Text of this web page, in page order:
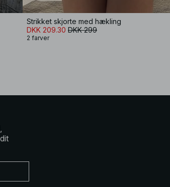
Strikket skjorte med hækling
DKK 209.30 DKK 299
2 farver